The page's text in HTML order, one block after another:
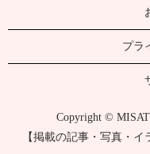
プラ
Copyright ©
【掲載の記事・写真・